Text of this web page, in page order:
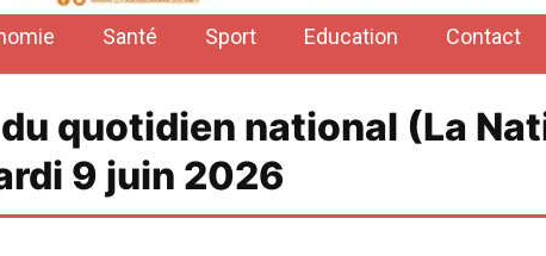
Santé Sport Education Contact
quotidien national (La
9 juin 2026